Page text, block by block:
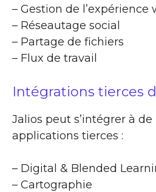
– Gestion de l’expérience
– Réseautage social
– Partage de fichiers
– Flux de travail
Intégrations tierces
Jalios peut s’intégrer à
applications tierces :
– Digital & Blended
– Cartographie